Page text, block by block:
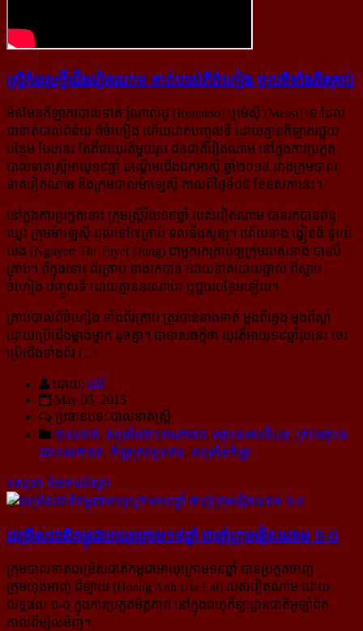
ស្ត្រី​កំពូល​ថ្វី​ជើង​វៀតណាម​ ទាត់​បាល់​ពី​ចំហៀង​ ចូល​ទី​ទាំង​ពីរ​គ្រាប់
មិនមែនកីឡាករបាល់ទាត់ រ៉ូណាល់ដូ (Ronaldo) ឬម៉េស៊ី (Messi) ទេ ដែល
ជាទាត់បាល់ពិន័យ ពីចំហៀង ហើយដាក់​បញ្ចូល​ទី ដោយគ្មានកីឡាករជួយ
បន្ថែម បែបនេះ តែគឺជាយុវតីមួយរូប ជនជាតិវៀតណាម នៅក្នុងការប្រកួត
បាល់​ទាត់​ស្ត្រីអាយុ១៩ឆ្នាំ ដណ្ដើមជើងឯកអាស៊ី ឆ្នាំ២០១៥ រវាងក្រុមបាល់
ទាត់វៀតណាម និងក្រុមបាល់ម៉ាឡេស៊ី កាលពីថ្ងៃទី០៥ ខែឧសភានេះ។
នៅក្នុងការប្រកួតនោះ ក្រុមស្ត្រីវ័យ១៩ឆ្នាំ របស់វៀតណាម បានរកបានពិន្ទុ
ឈ្នះ ក្រុមម៉ាឡេស៊ី ដល់ទៅ៧គ្រាប់ ទល់នឹង​សូន្យ។ ហើយនាង ង្វៀនធី ទូយ៉េ
យ៉ង់ (Nguyen Thi Tuyet Dung) ជាអ្នករកគ្រាប់ឲ្យក្រុមរបស់នាង បានបី
គ្រាប់។ ពីក្នុង​នោះ ពីរគ្រាប់ នាងរកបាន ដោយទាត់ដោយផ្ទាល់ ពីស្លាប
ចំហៀង បញ្ចូលទី ដោយគ្មាននរណាប៉ះ ឬជួយបន្ថែមឡើយ។
គ្រាប់បាល់ពីចំហៀង ទាំងពីរគ្រាប់ ត្រូវបាននាងទាត់ ម្ដងពីឆ្វេង ម្ដងពីស្តាំ
ដោយប្រើជើងម្ខាងម្នាក់ ដូចគ្នា។ បានសេចក្ដីថា យុវតីអាយុ១៩ឆ្នាំរូបនេះ ចេះ
ប្រើជើងទាំងពីរ [...]
ដោយ: ដារី
May 05, 2015
ប្រធានបទ: បាល់ទាត់ស្ត្រី
បាល់ទាត់, សម្រាំងជាខេមរភាសា, អត្ថបទមានវីដេអូ, គ្រប់អត្ថបទ
ជាខេមរភាសា, កីឡាគ្រប់ប្រភេទ, សម្រាំងកីឡា
ទស្សនា និងអានពិស្ដារ
ជម្រើ​ស​ជាតិ​កម្ពុជា​អាយុ​ក្រោម​១៩​ឆ្នាំ ចាញ់​ក្រុម​វៀតណាម ១-០
ក្រុមបាល់ទាត់ជម្រើសជាតិកម្ពុជាអាយុក្រោម១៩ឆ្នាំ បានប្រកួតចាញ់
ក្រុមហុងអាញ់ ជីឡាយ (Hoang Anh Gia Lai) របស់​វៀតណាម ដោយ
លទ្ធផល ១-០ ក្នុងការប្រកួតមិត្តភាព នៅក្នុងពហុកីឡាដ្ឋានជាតិអូឡាំពិក
កាលពីម្សិលមិញ។